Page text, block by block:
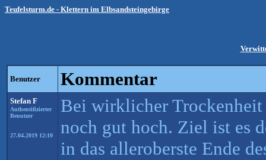
Teufelsturm.de - Klettern im Elbsandsteingebirge
Benutzer Kommentar
Stefan F
Authentifizierter
Benutzer
27.04.2019 12:10
Bei wirklicher
noch gut hoch. Ziel ist es
in das alleroberste Ende